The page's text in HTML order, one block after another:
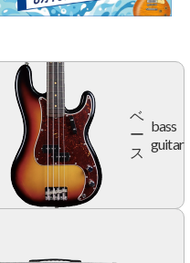
ベ
ー
ス
bass
guitar